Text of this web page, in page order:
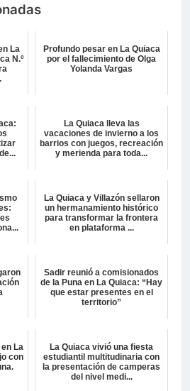
La
N.º
Profundo pesar en La Quiaca
por el fallecimiento de Olga
Yolanda Vargas
La Quiaca lleva las
vacaciones de invierno a los
barrios con juegos, recreación
y merienda para toda...
La Quiaca y Villazón sellaron
un hermanamiento histórico
para transformar la frontera
en plataforma ...
Sadir reunió a comisionados
de la Puna en La Quiaca: “Hay
que estar presentes en el
territorio”
La
con
La Quiaca vivió una fiesta
estudiantil multitudinaria con
la presentación de camperas
del nivel medi...